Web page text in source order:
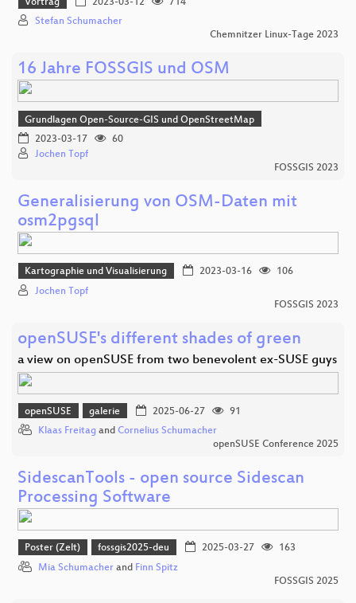
Vortrag 2023-03-12
714
Stefan Schumacher
Chemnitzer Linux-Tage 2023
16 Jahre FOSSGIS und OSM
Grundlagen Open-Source-GIS und OpenStreetMap
2023-03-17
60
Jochen Topf
FOSSGIS 2023
Generalisierung von OSM-Daten mit
osm2pgsql
Kartographie und Visualisierung 2023-03-16
106
Jochen Topf
FOSSGIS 2023
openSUSE's different shades of green
a view on openSUSE from two benevolent ex-SUSE guys
openSUSE galerie 2025-06-27
91
Klaas Freitag and Cornelius Schumacher
openSUSE Conference 2025
SidescanTools - open source Sidescan
Processing Software
Poster (Zelt) fossgis2025-deu 2025-03-27
163
Mia Schumacher and Finn Spitz
FOSSGIS 2025